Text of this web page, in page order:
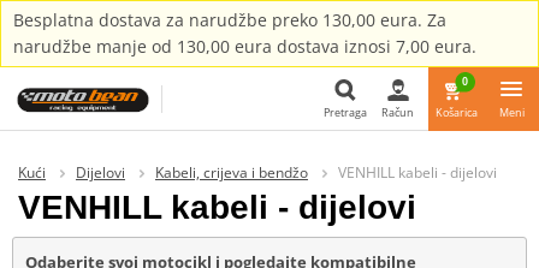
Besplatna dostava za narudžbe preko 130,00 eura. Za
narudžbe manje od 130,00 eura dostava iznosi 7,00 eura.
Pretraga
Pretraga Račun
0
Košarica Meni
Kući Dijelovi Kabeli, crijeva i bendžo VENHILL kabeli - dijelovi
VENHILL kabeli - dijelovi
Odaberite svoj motocikl i pogledajte kompatibilne